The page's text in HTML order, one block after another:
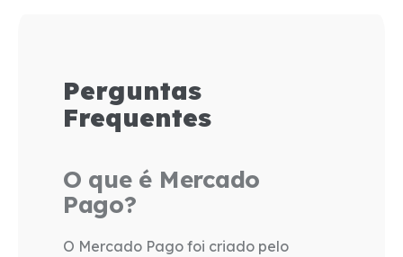
Perguntas
Frequentes
O que é Mercado
Pago?
O Mercado Pago foi criado pelo